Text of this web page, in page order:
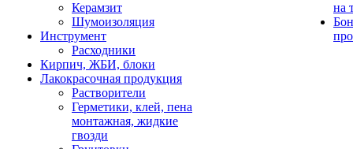
Керамзит
Шумоизоляция
Инструмент
Расходники
Кирпич, ЖБИ, блоки
Лакокрасочная продукция
Растворители
Герметики, клей, пена
монтажная, жидкие
гвозди
на